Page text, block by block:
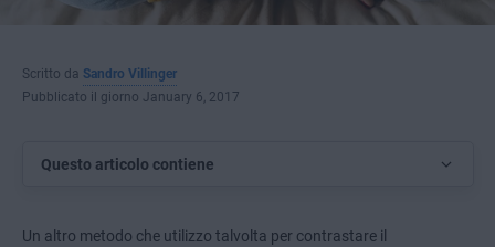
Scritto da Sandro Villinger
Pubblicato il giorno January 6, 2017
Questo articolo contiene
Un altro metodo che utilizzo talvolta per contrastare il